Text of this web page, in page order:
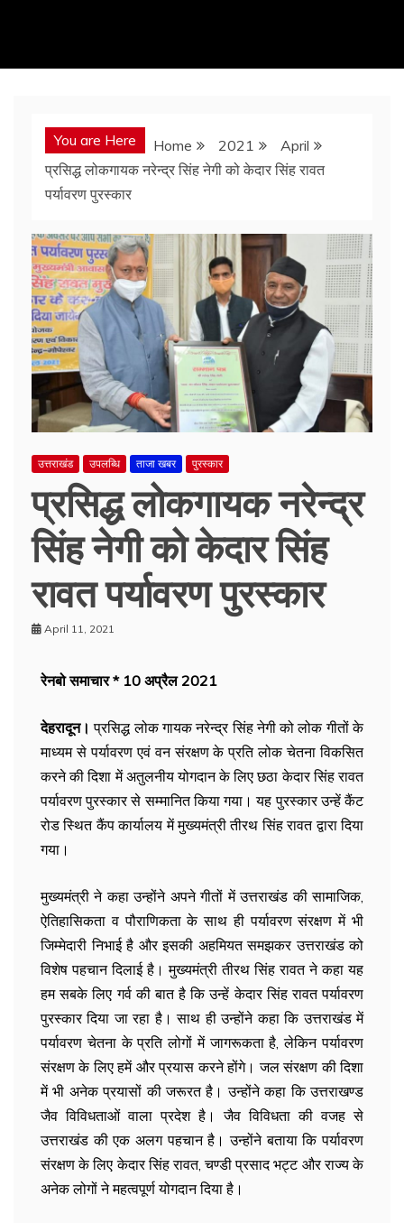
You are Here Home 2021
April
प्रसिद्ध लोकगायक नरेन्द्र सिंह नेगी को केदार सिंह रावत
पर्यावरण पुरस्कार
उत्तराखंड उपलब्धि ताजा खबर पुरस्कार
प्रसिद्ध लोकगायक नरेन्द्र
सिंह नेगी को केदार सिंह
रावत पर्यावरण पुरस्कार
April 11, 2021
रेनबो समाचार * 10 अप्रैल 2021
देहरादून।प्रसिद्ध लोक गायक नरेन्द्र सिंह नेगी को लोक गीतों के
माध्यम से पर्यावरण एवं वन संरक्षण के प्रति लोक चेतना विकसित
करने की दिशा में अतुलनीय योगदान के लिए छठा केदार सिंह रावत
पर्यावरण पुरस्कार से सम्मानित किया गया। यह पुरस्कार उन्हें कैंट
रोड स्थित कैंप कार्यालय में मुख्यमंत्री तीरथ सिंह रावत द्वारा दिया
गया।
मुख्यमंत्री ने कहा उन्होंने अपने गीतों में उत्तराखंड की सामाजिक,
ऐतिहासिकता व पौराणिकता के साथ ही पर्यावरण संरक्षण में भी
जिम्मेदारी निभाई है और इसकी अहमियत समझकर उत्तराखंड को
विशेष पहचान दिलाई है। मुख्यमंत्री तीरथ सिंह रावत ने कहा यह
हम सबके लिए गर्व की बात है कि उन्हें केदार सिंह रावत पर्यावरण
पुरस्कार दिया जा रहा है। साथ ही उन्होंने कहा कि उत्तराखंड में
पर्यावरण चेतना के प्रति लोगों में जागरूकता है, लेकिन पर्यावरण
संरक्षण के लिए हमें और प्रयास करने होंगे। जल संरक्षण की दिशा
में भी अनेक प्रयासों की जरूरत है। उन्होंने कहा कि उत्तराखण्ड
जैव विविधताओं वाला प्रदेश है। जैव विविधता की वजह से
उत्तराखंड की एक अलग पहचान है। उन्होंने बताया कि पर्यावरण
संरक्षण के लिए केदार सिंह रावत, चण्डी प्रसाद भट्ट और राज्य के
अनेक लोगों ने महत्वपूर्ण योगदान दिया है।